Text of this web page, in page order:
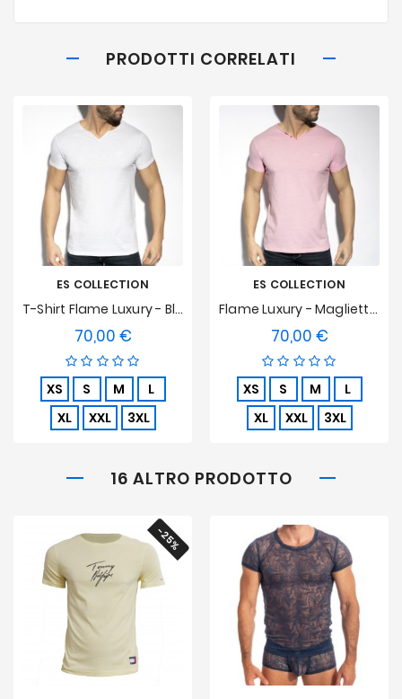
PRODOTTI CORRELATI
ES COLLECTION
T-Shirt Flame Luxury - Blanc
70,00 €Prezzo
XS S M
L
XL
XXL 3XL
ES COLLECTION
Flame Luxury - Maglietta Rosa
70,00 €Prezzo
XS S M
L
XL
XXL 3XL
16 ALTRO PRODOTTO
-25%